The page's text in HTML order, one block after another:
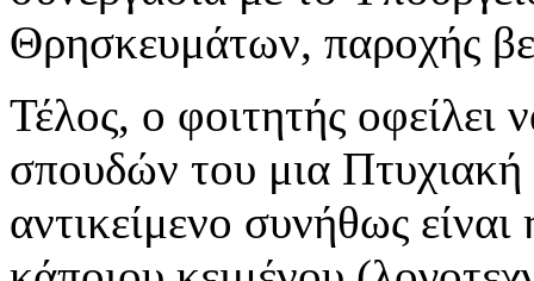
Θρησκευμάτων, παροχής
Τέλος, ο φοιτητής οφείλει
σπουδών του μια Πτυχιακή
αντικείμενο συνήθως